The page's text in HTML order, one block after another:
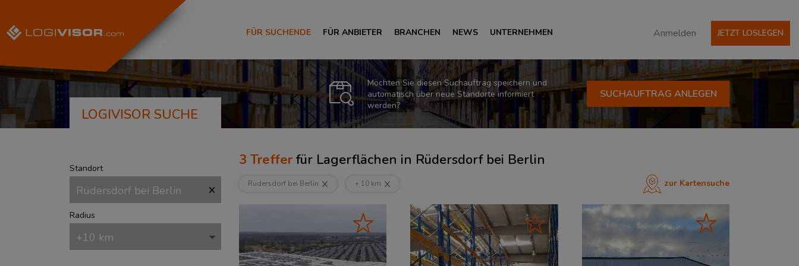
FÜR SUCHENDE FÜR ANBIETER BRANCHEN NEWS UNTERNEHMEN Anmelden JETZT LOSLEGEN
Möchten Sie diesen Suchauftrag speichern und
automatisch über neue Standorte informiert
werden?
SUCHAUFTRAG ANLEGEN
LOGIVISOR SUCHE
Standort
Radius
3 Treffer für Lagerflächen in Rüdersdorf bei Berlin
Rüdersdorf bei Berlin + 10 km zur Kartensuche